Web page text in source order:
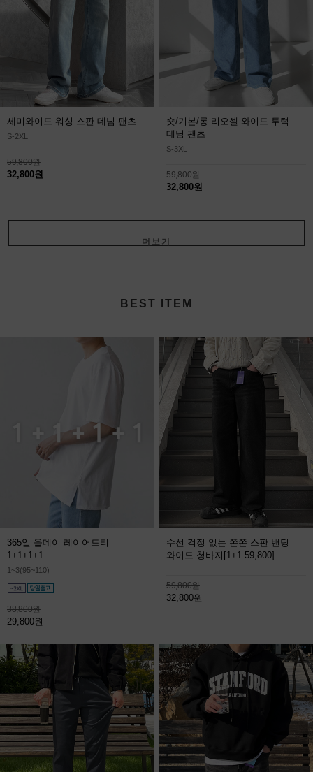
세미와이드 워싱 스판 데님 팬츠
S-2XL
59,800원
32,800원
숏/기본/롱 리오셀 와이드 투턱
데님 팬츠
S-3XL
59,800원
32,800원
BEST ITEM
365일 올데이 레이어드티
1+1+1+1
1~3(95~110)
38,800원
29,800원
수선 걱정 없는 쫀쫀 스판 밴딩
와이드 청바지 [1+1 59,800]
59,800원
32,800원